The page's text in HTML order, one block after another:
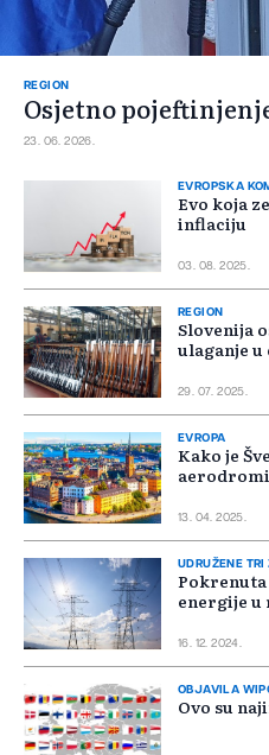
REGION
Osjetno
23. 06. 2026.
EVROPSKA
Evo koja
inflaciju
03. 08. 2025.
REGION
Slovenija
ulaganje
29. 07. 2025.
EVROPA
Kako je
13. 04. 2025.
UDRUŽENE
energije u
16. 12. 2024.
OBJAVILA
Ovo su